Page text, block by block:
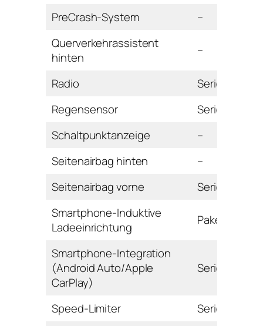
PreCrash-System
–
Querverkehrassistent
hinten
–
Radio
Serie
Regensensor
Serie
Schaltpunktanzeige
–
Seitenairbag hinten
–
Seitenairbag vorne
Serie
Smartphone-Induktive
Ladeeinrichtung
Paket
Smartphone-Integration
(Android Auto/Apple
CarPlay)
Serie
Speed-Limiter
Serie